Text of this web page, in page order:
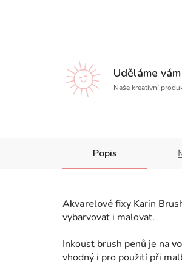
Uděláme
Naše kreativní
Popis
Akvarelové fixy Karin
vybarvovat i malovat.
Inkoust brush penů je na
vhodný i pro použití při